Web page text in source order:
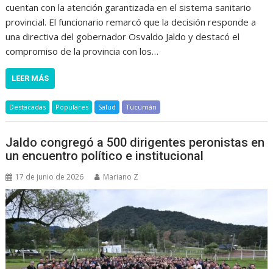
cuentan con la atención garantizada en el sistema sanitario
provincial. El funcionario remarcó que la decisión responde a
una directiva del gobernador Osvaldo Jaldo y destacó el
compromiso de la provincia con los…
LEER MÁS
Destacadas Populares Salud Tucumán
Jaldo congregó a 500 dirigentes peronistas en
un encuentro político e institucional
17 de junio de 2026 Mariano Z